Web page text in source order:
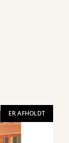
ER AFHOLDT